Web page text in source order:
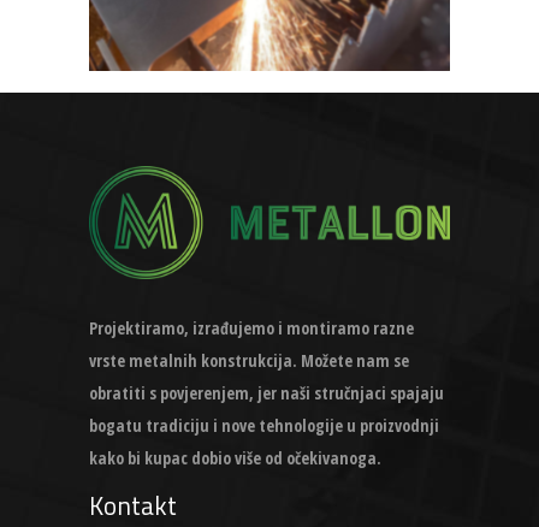
Projektiramo, izrađujemo i montiramo razne
vrste metalnih konstrukcija. Možete nam se
obratiti s povjerenjem, jer naši stručnjaci spajaju
bogatu tradiciju i nove tehnologije u proizvodnji
kako bi kupac dobio više od očekivanoga.
Kontakt